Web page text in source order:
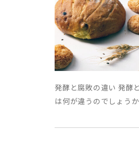
発酵と腐敗の違い 発酵
は何が違うのでしょう